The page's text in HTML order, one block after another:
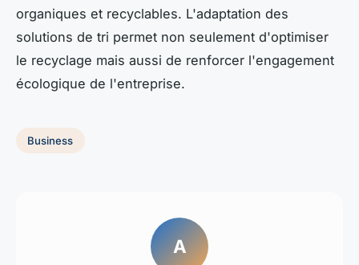
organiques et recyclables. L'adaptation des
solutions de tri permet non seulement d'optimiser
le recyclage mais aussi de renforcer l'engagement
écologique de l'entreprise.
Business
A